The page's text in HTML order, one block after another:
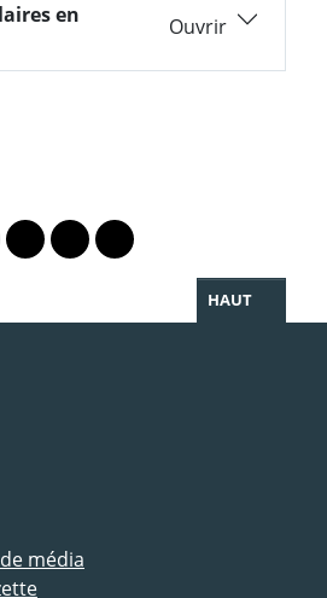
en relation
en
Mastodon
Bluesky
le profil Instagram
vers le profil Linkedin
Lien vers le profil Facebook
Lien vers le profil Twitter
Partager par WhatsApp
HAUT
média